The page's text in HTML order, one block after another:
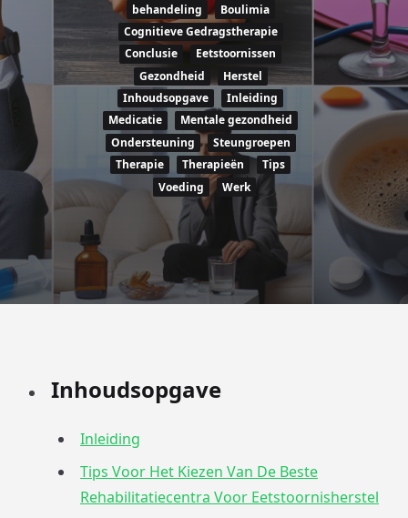
behandeling
Boulimia
Cognitieve Gedragstherapie
Conclusie
Eetstoornissen
Gezondheid
Herstel
Inhoudsopgave
Inleiding
Medicatie
Mentale gezondheid
Ondersteuning
Steungroepen
Therapie
Therapieën
Tips
Voeding
Werk
Inhoudsopgave
Inleiding
Tips Voor Het Kiezen Van De Beste
Rehabilitatiecentra Voor Eetstoornisherstel